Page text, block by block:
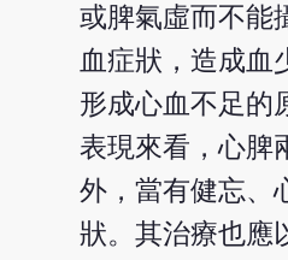
或脾氣虛而不能
血症狀，造成血
形成心血不足的
表現來看，心脾
外，當有健忘、
狀。其治療也應